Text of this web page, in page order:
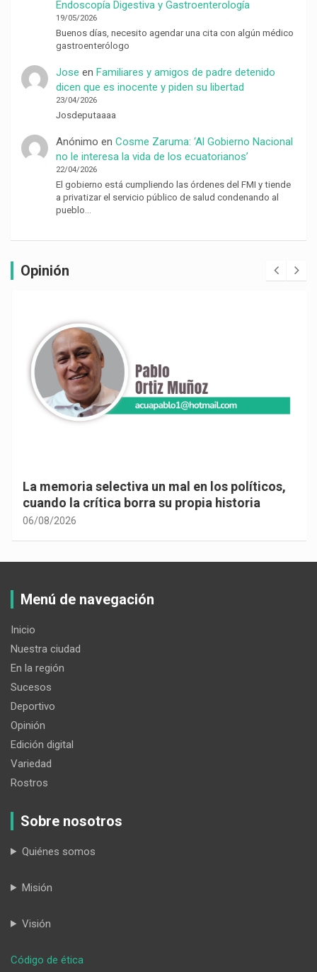
Endoscopía Digestiva y Gastroenterología
19/05/2026
Buenos días, necesito agendar una cita con algún médico
gastroenterólogo
Jose en Familiares y amigos de padre detenido
dicen que es inocente y piden su libertad
23/04/2026
Josdeputaaaa
Anónimo en Cosme Zaruma: ‘Al Gobierno Nacional
no le interesa la vida de los ecuatorianos’
22/04/2026
El gobierno está cumpliendo las órdenes del FMI y tiende
a privatizar el servicio público de salud condenando al
pueblo…
Opinión
La memoria selectiva un mal en los políticos,
cuando la crítica borra su propia historia
06/08/2026
Menú de navegación
Inicio
Nuestra ciudad
En la región
Sucesos
Deportivo
Opinión
Edición digital
Variedad
Rostros
Sobre nosotros
Quiénes somos
Misión
Visión
Código de ética